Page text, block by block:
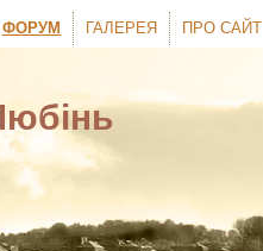
ПРО САЙТ
ГАЛЕРЕЯ
ФОРУМ